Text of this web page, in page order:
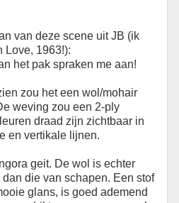
van deze scene uit JB (ik
Love, 1963!):
het pak spraken me aan!
zou het een wol/mohair
weving zou een 2-ply
draad zijn zichtbaar in
en vertikale lijnen.
geit. De wol is echter
die van schapen. Een stof
glans, is goed ademend